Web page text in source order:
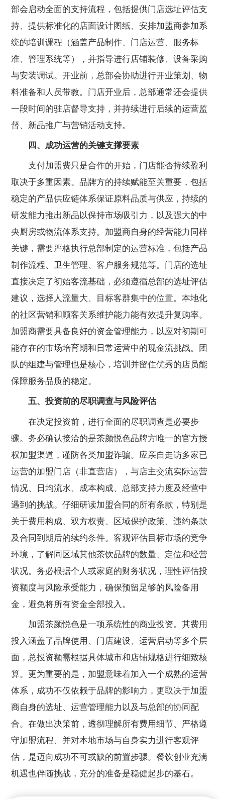
部会启动全面的支持流程，包括提供门店选址评估支
持、提供标准化的店面设计图纸、安排加盟商参加系
统的培训课程（涵盖产品制作、门店运营、服务标
准、管理系统等），并指导进行店铺装修、设备采购
与安装调试。开业前，总部会协助进行开业策划、物
料准备和人员带教。门店开业后，总部通常还会提供
一段时间的驻店督导支持，并持续进行后续的运营监
督、新品推广与营销活动支持。
四、成功运营的关键支撑要素
支付加盟费只是合作的开始，门店能否持续盈利
取决于多重因素。品牌方的持续赋能至关重要，包括
稳定的产品供应链体系保证原料品质与供应，持续的
研发能力推出新品以保持市场吸引力，以及强大的中
央厨房或物流体系支持。加盟商自身的经营能力同样
关键，需要严格执行总部制定的运营标准，包括产品
制作流程、卫生管理、客户服务规范等。门店的选址
直接决定了初始客流基础，必须遵循总部的选址评估
建议，选择人流量大、目标客群集中的位置。本地化
的社区营销和顾客关系维护能力能有效提升复购率。
加盟商需要具备良好的资金管理能力，以应对初期可
能存在的市场培育期和日常运营中的现金流挑战。团
队的组建与管理也是核心，培训并留住优秀的店员能
保障服务品质的稳定。
五、投资前的尽职调查与风险评估
在决定投资前，进行全面的尽职调查是必要步
骤。务必确认接洽的是茶颜悦色品牌方唯一的官方授
权加盟渠道，谨防各类加盟诈骗。应亲自走访多家已
运营的加盟门店（非直营店），与店主交流实际运营
情况、日均流水、成本构成、总部支持力度及经营中
遇到的挑战。仔细研读加盟合同的所有条款，特别是
关于费用构成、双方权责、区域保护政策、违约条款
及合同到期后的续约条件。客观评估目标市场的竞争
环境，了解同区域其他茶饮品牌的数量、定位和经营
状况。务必根据个人或家庭的财务状况，理性评估投
资额度与风险承受能力，确保预留足够的风险备用
金，避免将所有资金全部投入。
加盟茶颜悦色是一项系统性的商业投资。其费用
投入涵盖了品牌使用、门店建设、运营启动等多个层
面，总投资额需根据具体城市和店铺规格进行细致核
算。更为重要的是，加盟意味着加入一个成熟的运营
体系，成功不仅依赖于品牌的影响力，更取决于加盟
商自身的选址、运营管理能力以及与总部的协同配
合。在做出决策前，透彻理解所有费用细节、严格遵
守加盟流程、并对本地市场与自身实力进行客观评
估，是迈向成功不可或缺的前置步骤。餐饮创业充满
机遇也伴随挑战，充分的准备是稳健起步的基石。